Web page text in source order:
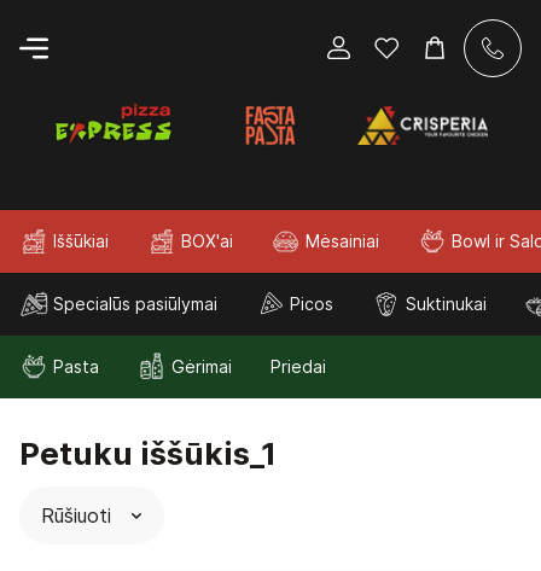
Iššūkiai BOX'ai Mėsainiai Bowl ir
Specialūs pasiūlymai Picos Suktinukai
Pasta Gėrimai Priedai
Petuku iššūkis_1
Rūšiuoti